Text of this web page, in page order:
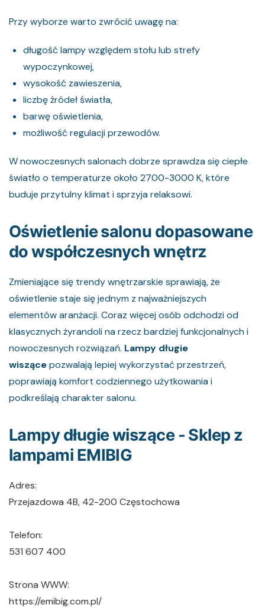
Przy wyborze warto zwrócić uwagę na:
długość lampy względem stołu lub strefy
wypoczynkowej,
wysokość zawieszenia,
liczbę źródeł światła,
barwę oświetlenia,
możliwość regulacji przewodów.
W nowoczesnych salonach dobrze sprawdza się ciepłe
światło o temperaturze około 2700-3000 K, które
buduje przytulny klimat i sprzyja relaksowi.
Oświetlenie salonu dopasowane
do współczesnych wnętrz
Zmieniające się trendy wnętrzarskie sprawiają, że
oświetlenie staje się jednym z najważniejszych
elementów aranżacji. Coraz więcej osób odchodzi od
klasycznych żyrandoli na rzecz bardziej funkcjonalnych i
nowoczesnych rozwiązań. Lampy długie
wiszącepozwalają lepiej wykorzystać przestrzeń,
poprawiają komfort codziennego użytkowania i
podkreślają charakter salonu.
Lampy długie wiszące - Sklep z
lampami EMIBIG
Adres:
Przejazdowa 4B, 42-200 Częstochowa
Telefon:
531 607 400
Strona WWW:
https://emibig.com.pl/